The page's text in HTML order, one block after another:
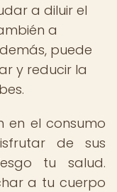
a diluir el
a
puede
y reducir la
en el consumo
de sus
tu salud.
a tu cuerpo